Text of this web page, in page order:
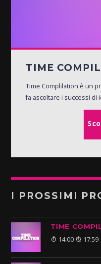
TIME
Time Complilation è un
fa ascoltare i successi di
I PROSSIMI
TIME
14:00 17:59